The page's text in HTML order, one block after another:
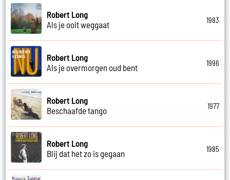
Robert Long
Als je ooit weggaat
1983
Robert Long
Als je overmorgen oud bent
1996
Robert Long
Beschaafde tango
1977
Robert Long
Blij dat het zo is gegaan
1985